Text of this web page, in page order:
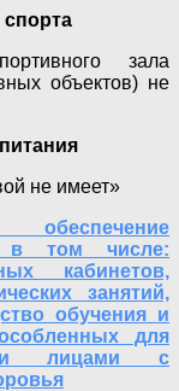
зала
объектов) не
не имеет»
в том числе:
кабинетов,
занятий,
обучения и
для
и лицами с